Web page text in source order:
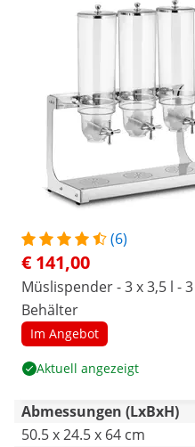
(6)
€ 141,00
Müslispender - 3 x 3,5 l - 3
Behälter
Im Angebot
Aktuell angezeigt
Abmessungen (LxBxH)
50.5 x 24.5 x 64 cm